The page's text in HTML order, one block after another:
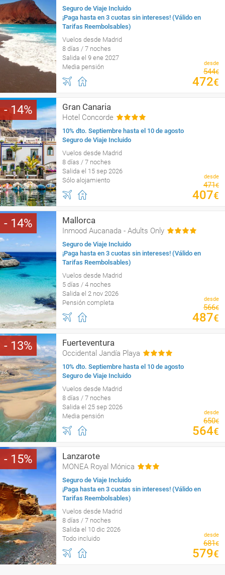
Seguro de Viaje Incluido
¡Paga hasta en 3 cuotas sin intereses! (Válido en
Tarifas Reembolsables)
Vuelos desde Madrid
8 días / 7 noches
Salida el 9 ene 2027
Media pensión
desde
544€
472€
14 Gran Canaria
Hotel Concorde
10% dto. Septiembre hasta el 10 de agosto
Seguro de Viaje Incluido
Vuelos desde Madrid
8 días / 7 noches
Salida el 15 sep 2026
Sólo alojamiento
desde
471€
407€
14 Mallorca
Inmood Aucanada - Adults Only
Seguro de Viaje Incluido
¡Paga hasta en 3 cuotas sin intereses! (Válido en
Tarifas Reembolsables)
Vuelos desde Madrid
5 días / 4 noches
Salida el 2 nov 2026
Pensión completa
desde
566€
487€
13 Fuerteventura
Occidental Jandía Playa
10% dto. Septiembre hasta el 10 de agosto
Seguro de Viaje Incluido
Vuelos desde Madrid
8 días / 7 noches
Salida el 25 sep 2026
Media pensión
desde
650€
564€
15 Lanzarote
MONEA Royal Mónica
Seguro de Viaje Incluido
¡Paga hasta en 3 cuotas sin intereses! (Válido en
Tarifas Reembolsables)
Vuelos desde Madrid
8 días / 7 noches
Salida el 10 dic 2026
Todo incluido
desde
681€
579€